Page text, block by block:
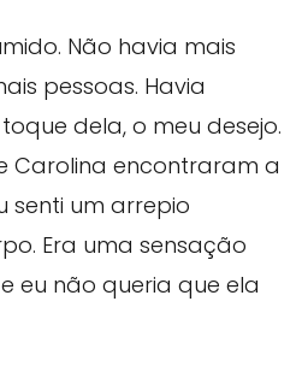
Não havia mais
pessoas. Havia
dela, o meu desejo.
Carolina encontraram a
senti um arrepio
Era uma sensação
eu não queria que ela